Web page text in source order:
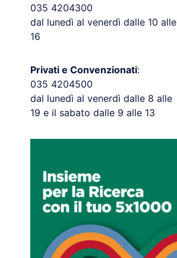
035 4204300
dal lunedì al venerdì dalle 10 alle
16
Privati e Convenzionati:
035 4204500
dal lunedì al venerdì dalle 8 alle
19 e il sabato dalle 9 alle 13